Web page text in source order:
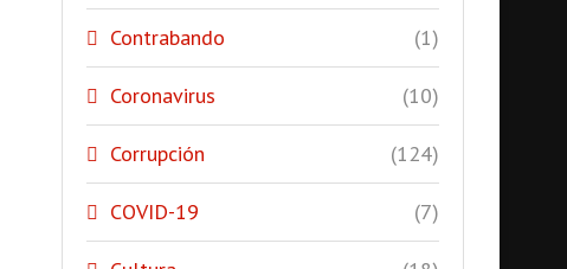
Contrabando (1)
Coronavirus (10)
Corrupción (124)
COVID-19 (7)